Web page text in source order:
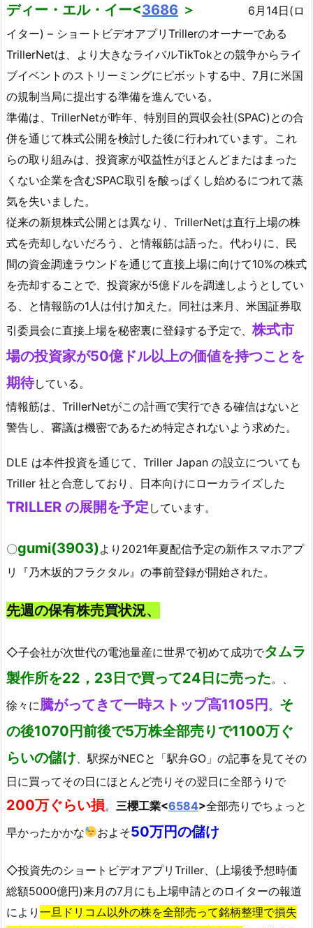
ディー・エル・イー<3686 ＞
6月14日(ロ
イター) – ショートビデオアプリTrillerのオーナーである
TrillerNetは、より大きなライバルTikTokとの競争からライ
ブイベントのストリーミングにピボットする中、7月に米国
の規制当局に提出する準備を進んでいる。
準備は、TrillerNetが昨年、特別目的買収会社(SPAC)との合
併を通じて株式公開を検討した後に行われています。これ
らの取り組みは、投資家が収益性がほとんどまたはまった
くない企業を含むSPAC取引を酸っぱくし始めるにつれて蒸
気を失いました。
従来の新規株式公開とは異なり、TrillerNetは直行上場の株
式を売却しないだろう、と情報筋は語った。代わりに、民
間の資金調達ラウンドを通じて直接上場に向けて10%の株式
を売却することで、投資家が5億ドルを調達しようとしてい
る、と情報筋の1人は付け加えた。同社は来月、米国証券取
引委員会に直接上場を秘密裏に登録する予定で、 株式市
場の投資家が50億ドル以上の価値を持つことを
期待している。
情報筋は、TrillerNetがこの計画で実行できる確信はないと
警告し、審議は機密であるため特定されないよう求めた。
DLE は本件投資を通じて、Triller Japan の設立についても
Triller 社と合意しており、日本向けにローカライズした
TRILLER の展開を予定 しています。
〇gumi(3903)より2021年夏配信予定の新作スマホアプ
リ『乃木坂的フラクタル』の事前登録が開始された。
先週の保有株売買状況、
◇子会社が次世代の電池量産に世界で初めて成功でタムラ
製作所を22，23日で買って24日に売った。、
徐々に 騰がってきて一時ストップ高1105円 。 そ
の後1070円前後で5万株全部売りで1100万ぐ
らいの儲け 、駅探がNECと「駅弁GO」の記事を見てその
日に買ってその日にほとんど売りその翌日に全部うりで
200万ぐらい損。 三櫻工業<6584>全部売りでちょっと
早かったかかな
およそ50万円の儲け
◇投資先のショートビデオアプリTriller、(上場後予想時価
総額5000億円)来月の7月にも上場申請とのロイターの報道
により 一旦ドリコム以外の株を全部売って銘柄整理で損失